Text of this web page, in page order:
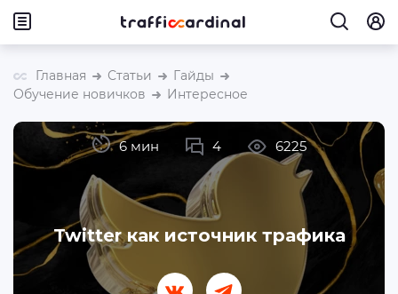
Главная Статьи
Гайды
Обучение новичков
Интересное
Twitter как источник трафика
6 мин 4 6225